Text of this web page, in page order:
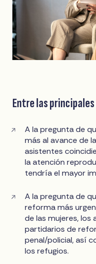
Entre las
A la pregunta de
más al avance de
asistentes
la atención
tendría el mayor
A la pregunta de
reforma más
de las mujeres,
partidarios de
penal/policial, así
los refugios.